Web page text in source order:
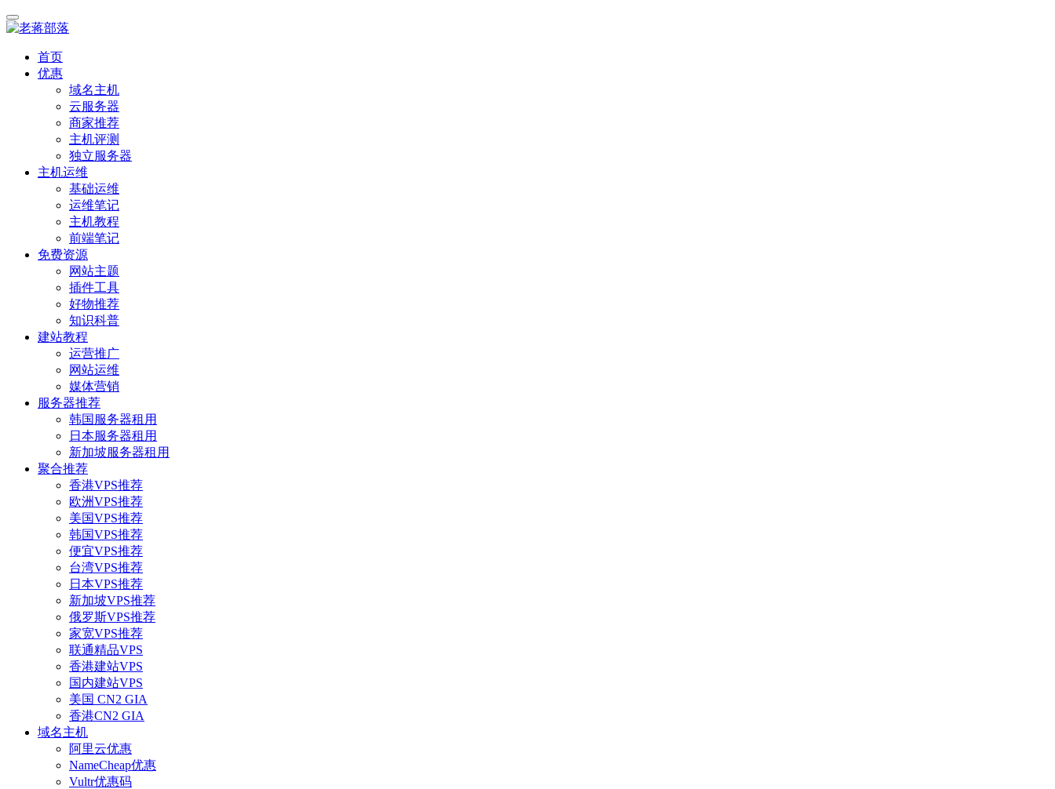
首页
优惠
域名主机
云服务器
商家推荐
主机评测
独立服务器
主机运维
基础运维
运维笔记
主机教程
前端笔记
免费资源
网站主题
插件工具
好物推荐
知识科普
建站教程
运营推广
网站运维
媒体营销
服务器推荐
韩国服务器租用
日本服务器租用
新加坡服务器租用
聚合推荐
香港VPS推荐
欧洲VPS推荐
美国VPS推荐
韩国VPS推荐
便宜VPS推荐
台湾VPS推荐
日本VPS推荐
新加坡VPS推荐
俄罗斯VPS推荐
家宽VPS推荐
联通精品VPS
香港建站VPS
国内建站VPS
美国 CN2 GIA
香港CN2 GIA
域名主机
阿里云优惠
NameCheap优惠
Vultr优惠码